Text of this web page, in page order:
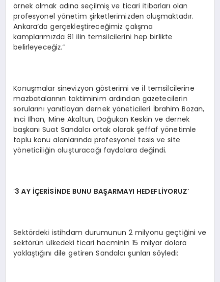
örnek olmak adına seçilmiş ve ticari itibarları olan
profesyonel yönetim şirketlerimizden oluşmaktadır.
Ankara’da gerçekleştireceğimiz çalışma
kamplarımızda 81 ilin temsilcilerini hep birlikte
belirleyeceğiz.”
Konuşmalar sinevizyon gösterimi ve il temsilcilerine
mazbatalarının taktiminim ardından gazetecilerin
sorularını yanıtlayan dernek yöneticileri İbrahim Bozan,
İnci İlhan, Mine Akaltun, Doğukan Keskin ve dernek
başkanı Suat Sandalcı ortak olarak şeffaf yönetimle
toplu konu alanlarında profesyonel tesis ve site
yöneticiliğin oluşturacağı faydalara değindi.
‘3 AY İÇERİSİNDE BUNU BAŞARMAYI HEDEFLİYORUZ’
Sektördeki istihdam durumunun 2 milyonu geçtiğini ve
sektörün ülkedeki ticari hacminin 15 milyar dolara
yaklaştığını dile getiren Sandalcı şunları söyledi: